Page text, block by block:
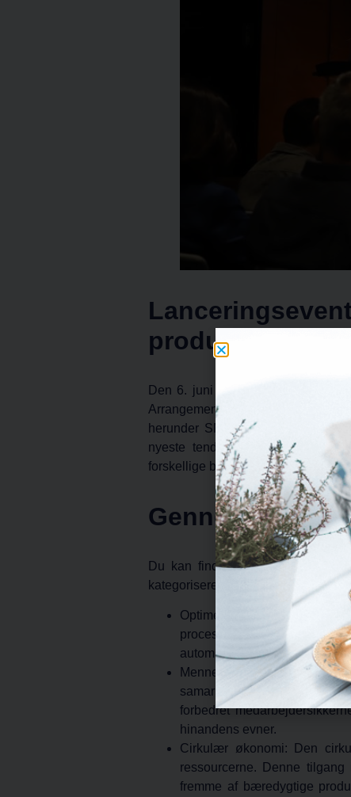
produktion’
Den 6. juni var AI-Matters-
Arrangementet fandt sted under
herunder SMV’er,
nyeste tendenser inden for
forskellige brugsscenarier og
Gennemse
Du kan finde vores
kategoriseret i 4 udfordringer:
Optimering
procesforbedringer til at
automatisering, dataanalyse
Menneske-robot-interaktion:I
samarbejde mellem
forbedret
hinandens evner.
Cirkulær økonomi:
Den
ressourcerne. Denne
fremme af bæredygtige